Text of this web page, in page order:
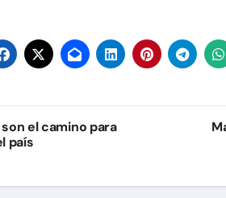
el camino para
país